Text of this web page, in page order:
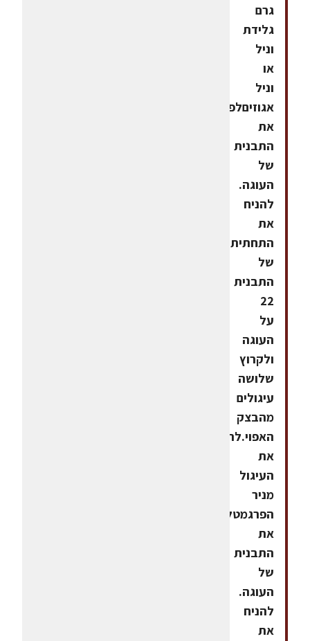
גרם
גלידת
וניל
או
וניל
אגוזיםלפרק
את
התבנית
של
העוגה.
להניח
את
התחתית
של
התבנית
22
על
העוגה
ולקרוץ
שלושה
עיגולים
מהבצק
האפוי.להפריד
את
העיגול
מניר
הפרגמטלסגור
את
התבנית
של
העוגה.
להניח
את